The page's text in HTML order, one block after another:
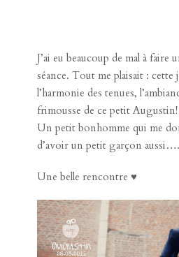
J’ai eu beaucoup de mal à faire
séance. Tout me plaisait : cette
l’harmonie des tenues,
frimousse de ce petit Augustin!
Un petit bonhomme qui me
d’avoir un petit garçon
Une belle rencontre ♥